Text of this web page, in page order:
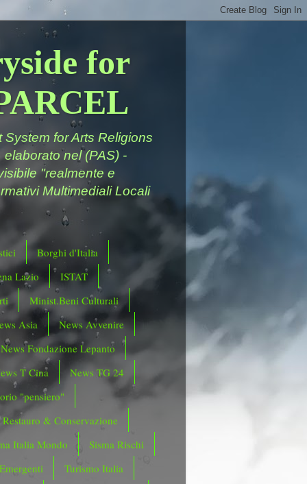
for
for Arts Religions
nel (PAS) -
"realmente e
Multimediali Locali
Borghi d'Italia
Lazio
ISTAT
Minist.Beni Culturali
Asia
News Avvenire
News Fondazione Lepanto
T Cina
News TG 24
"pensiero"
Restauro & Conservazione
Italia Mondo
Sisma Rischi
Turismo Italia